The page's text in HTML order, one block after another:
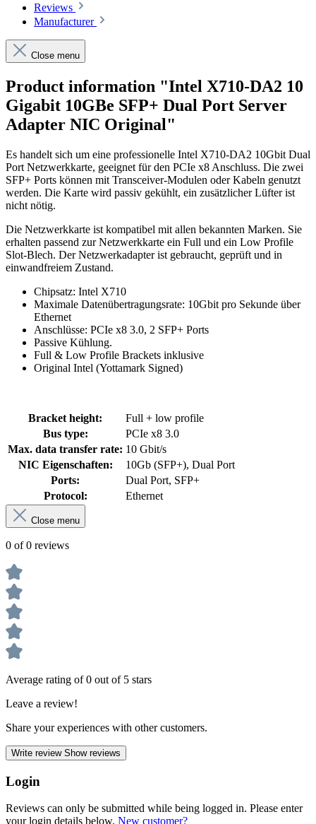
Reviews
Manufacturer
Close menu
Product information "Intel X710-DA2 10
Gigabit 10GBe SFP+ Dual Port Server
Adapter NIC Original"
Es handelt sich um eine professionelle Intel X710-DA2 10Gbit Dual
Port Netzwerkkarte, geeignet für den PCIe x8 Anschluss. Die zwei
SFP+ Ports können mit Transceiver-Modulen oder Kabeln genutzt
werden. Die Karte wird passiv gekühlt, ein zusätzlicher Lüfter ist
nicht nötig.
Die Netzwerkkarte ist kompatibel mit allen bekannten Marken. Sie
erhalten passend zur Netzwerkkarte ein Full und ein Low Profile
Slot-Blech. Der Netzwerkadapter ist gebraucht, geprüft und in
einwandfreiem Zustand.
Chipsatz: Intel X710
Maximale Datenübertragungsrate: 10Gbit pro Sekunde über
Ethernet
Anschlüsse: PCIe x8 3.0, 2 SFP+ Ports
Passive Kühlung.
Full & Low Profile Brackets inklusive
Original Intel (Yottamark Signed)
Bracket height:
Full + low profile
Bus type:
PCIe x8 3.0
Max. data transfer rate: 10 Gbit/s
NIC Eigenschaften:
10Gb (SFP+), Dual Port
Ports:
Dual Port, SFP+
Protocol:
Ethernet
Close menu
0 of 0 reviews
Average rating of 0 out of 5 stars
Leave a review!
Share your experiences with other customers.
Write review Show reviews
Login
Reviews can only be submitted while being logged in. Please enter
your login details below. New customer?